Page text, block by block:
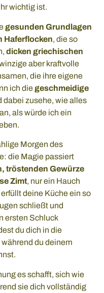
wichtig ist.
gesunden Grundlagen
Haferflocken, die so
dicken griechischen
aber kraftvolle
die ihre eigene
ich diegeschmeidige
dabei zusehe, wie alles
als würde ich ein
Morgen des
die Magie passiert
tröstenden Gewürze
Zimt, nur ein Hauch
deine Küche ein so
schließt und
ersten Schluck
du dich in die
du deinem
es schafft, sich wie
sie dich vollständig